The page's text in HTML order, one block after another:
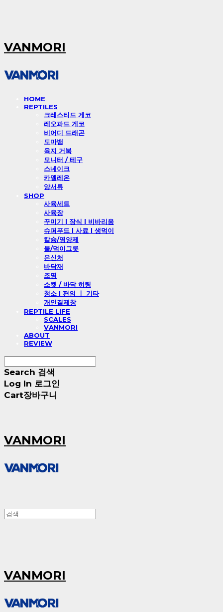
VANMORI
HOME
REPTILES
크레스티드 게코
레오파드 게코
비어디 드래곤
도마뱀
육지 거북
모니터 / 테구
스네이크
카멜레온
양서류
SHOP
사육세트
사육장
꾸미기 l 장식 l 비바리움
슈퍼푸드 l 사료 l 생먹이
칼슘/영양제
물/먹이그릇
은신처
바닥재
조명
소켓 / 바닥 히팅
청소 l 편의 ㅣ 기타
개인결제창
REPTILE LIFE
SCALES
VANMORI
ABOUT
REVIEW
Search 검색
Log In 로그인
Cart장바구니
VANMORI
VANMORI